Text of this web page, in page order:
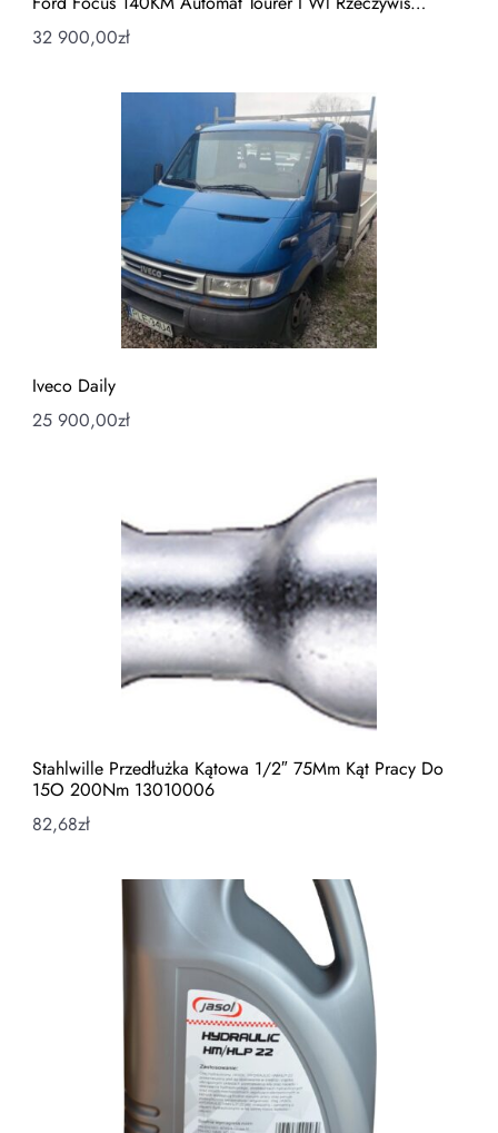
32 900,00zł
Iveco Daily
25 900,00zł
Stahlwille Przedłużka Kątowa 1/2″ 75Mm Kąt Pracy Do
15O 200Nm 13010006
82,68zł